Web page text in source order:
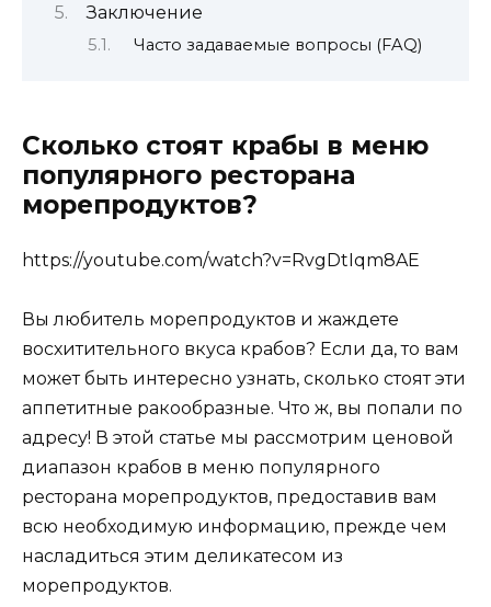
Заключение
Часто задаваемые вопросы (FAQ)
Сколько стоят крабы в меню
популярного ресторана
морепродуктов?
https://youtube.com/watch?v=RvgDtIqm8AE
Вы любитель морепродуктов и жаждете
восхитительного вкуса крабов? Если да, то вам
может быть интересно узнать, сколько стоят эти
аппетитные ракообразные. Что ж, вы попали по
адресу! В этой статье мы рассмотрим ценовой
диапазон крабов в меню популярного
ресторана морепродуктов, предоставив вам
всю необходимую информацию, прежде чем
насладиться этим деликатесом из
морепродуктов.